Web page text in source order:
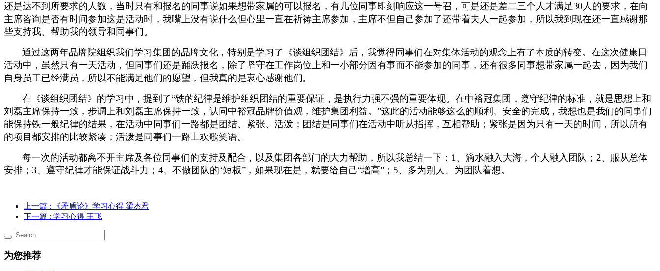
还是达不到所要求的人数，当时只有和报名的同事说如果想带家属的可以报名，有几位同事即刻响应这一号召，可是还是差二三个人才满足30人的要求，在向
主席咨询是否有时间参加这是活动时，我嘴上没有说什么但心里一直在祈祷主席参加，主席不但自己参加了还带着夫人一起参加，所以我到现在还一直感谢那
些支持我、帮助我的领导和同事们。
通过这两年品牌院组织我们学习集团的品牌文化，特别是学习了《谈组织团结》后，我觉得同事们在对集体活动的观念上有了本质的转变。在这次健康日
活动中，虽然只有一天活动，但同事们还是踊跃报名，除了坚守在工作岗位上和一小部分因有事而不能参加的同事，还有很多同事想带家属一起去，因为我们
自身员工已经满员，所以不能满足他们的愿望，但我真的是衷心感谢他们。
在《谈组织团结》的学习中，提到了“铁的纪律是维护组织团结的重要保证，是执行力强不强的重要体现。在中裕冠集团，遵守纪律的标准，就是思想上和
刘磊主席保持一致，步调上和刘磊主席保持一致，认同中裕冠品牌价值观，维护集团利益。”这此的活动能够这么的顺利、安全的完成，我想也是我们的同事们
能保持铁一般纪律的结果，在活动中同事们一路都是团结、紧张、活泼；团结是同事们在活动中听从指挥，互相帮助；紧张是因为只有一天的时间，所以所有
的项目都安排的比较紧凑；活泼是同事们一路上欢歌笑语。
每一次的活动都离不开主席及各位同事们的支持及配合，以及集团各部门的大力帮助，所以我总结一下：1、 滴水融入大海，个人融入团队； 2、 服从总体
安排； 3、 遵守纪律才能保证战斗力； 4、 不做团队的“短板”，如果现在是，就要给自己“增高”； 5、 多为别人、为团队着想。
上一篇 : 《矛盾论》学习心得 梁杰君
下一篇 : 学习心得 王飞
为您推荐